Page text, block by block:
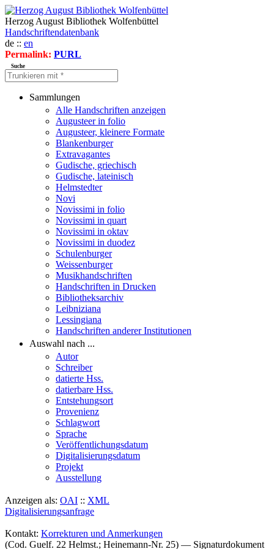
Herzog August Bibliothek Wolfenbüttel
Handschriftendatenbank
de :: en
Permalink: PURL
Suche
Sammlungen
Alle Handschriften anzeigen
Augusteer in folio
Augusteer, kleinere Formate
Blankenburger
Extravagantes
Gudische, griechisch
Gudische, lateinisch
Helmstedter
Novi
Novissimi in folio
Novissimi in quart
Novissimi in oktav
Novissimi in duodez
Schulenburger
Weissenburger
Musikhandschriften
Handschriften in Drucken
Bibliotheksarchiv
Leibniziana
Lessingiana
Handschriften anderer Institutionen
Auswahl nach ...
Autor
Schreiber
datierte Hss.
datierbare Hss.
Entstehungsort
Provenienz
Schlagwort
Sprache
Veröffentlichungsdatum
Digitalisierungsdatum
Projekt
Ausstellung
Anzeigen als: OAI :: XML
Digitalisierungsanfrage
Kontakt: Korrekturen und Anmerkungen
(Cod. Guelf. 22 Helmst.; Heinemann-Nr. 25) — Signaturdokument